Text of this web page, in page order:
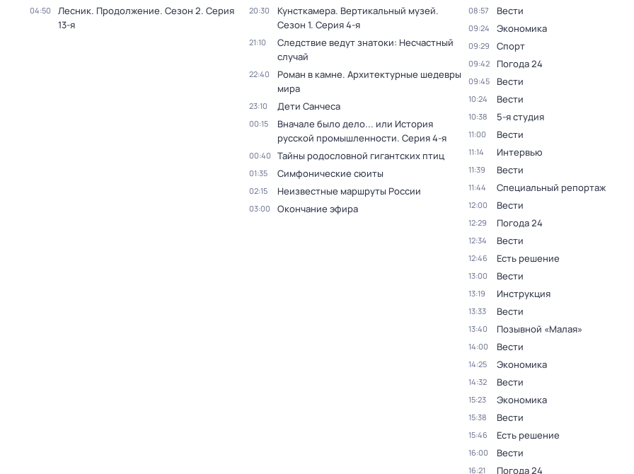
04:50 Лесник. Продолжение. Сезон 2. Серия
13-я
20:30 Кунсткамера. Вертикальный музей.
Сезон 1. Серия 4-я
21:10
Следствие ведут знатоки: Несчастный
случай
22:40
Роман в камне. Архитектурные шедевры
мира
23:10 Дети Санчеса
00:15
Вначале было дело... или История
русской промышленности. Серия 4-я
00:40 Тайны родословной гигантских птиц
01:35 Симфонические сюиты
02:15 Неизвестные маршруты России
03:00 Окончание эфира
08:57 Вести
09:24 Экономика
09:29 Спорт
09:42 Погода 24
09:45 Вести
10:24 Вести
10:38 5-я студия
11:00 Вести
11:14 Интервью
11:39 Вести
11:44 Специальный репортаж
12:00 Вести
12:29 Погода 24
12:34 Вести
12:46 Есть решение
13:00 Вести
13:19 Инструкция
13:33 Вести
13:40 Позывной «Малая»
14:00 Вести
14:25 Экономика
14:32 Вести
15:23 Экономика
15:38 Вести
15:46 Есть решение
16:00 Вести
16:21 Погода 24